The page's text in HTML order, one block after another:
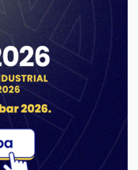
of weapons